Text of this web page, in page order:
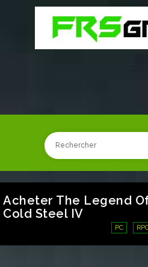
Acheter The Legend
Cold Steel IV
PC